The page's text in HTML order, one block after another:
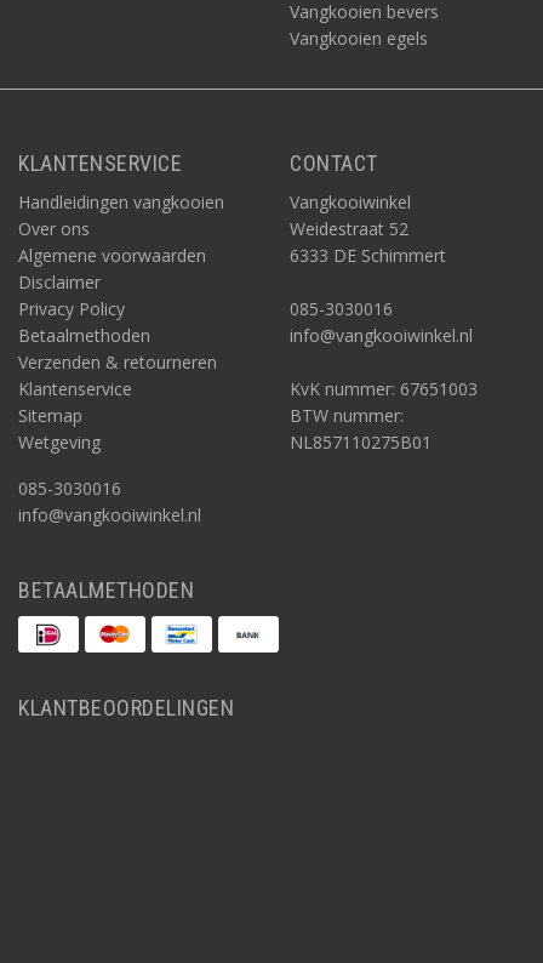
Vangkooien bevers
Vangkooien egels
KLANTENSERVICE
Handleidingen vangkooien
Over ons
Algemene voorwaarden
Disclaimer
Privacy Policy
Betaalmethoden
Verzenden & retourneren
Klantenservice
Sitemap
Wetgeving
085-3030016
info@vangkooiwinkel.nl
CONTACT
Vangkooiwinkel
Weidestraat 52
6333 DE Schimmert
085-3030016
info@vangkooiwinkel.nl
KvK nummer: 67651003
BTW nummer:
NL857110275B01
BETAALMETHODEN
KLANTBEOORDELINGEN